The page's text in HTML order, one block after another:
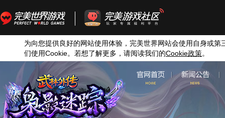
为向您提供良好的网站使用体验，完美世界网站会使用自身或第
们使用Cookie。若想了解更多，请阅读我们的Cookie政策。